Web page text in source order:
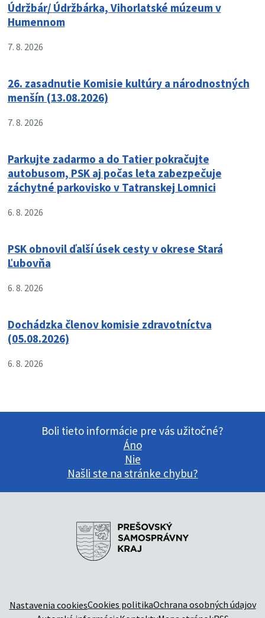
Údržbár/ Údržbárka, Vihorlatské múzeum v
Humennom
7. 8. 2026
26. zasadnutie Komisie kultúry a národnostných
menšín (13.08.2026)
7. 8. 2026
Parkujte zadarmo a do Tatier pokračujte
autobusom, PSK aj počas leta zabezpečuje
záchytné parkovisko v Tatranskej Lomnici
6. 8. 2026
PSK obnovil ďalší úsek cesty v okrese Stará
Ľubovňa
6. 8. 2026
Dochádzka členov komisie zdravotníctva
(05.08.2026)
6. 8. 2026
Boli tieto informácie pre vás užitočné?
Áno
Nie
Našli ste na stránke chybu?
Nastavenia cookiesCookies politikaOchrana osobných údajov